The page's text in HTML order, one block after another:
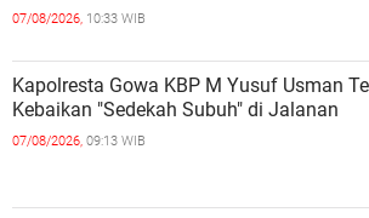
07/08/2026, 10:33 WIB
Kapolresta Gowa KBP M Yusuf Usman
Kebaikan "Sedekah Subuh" di Jalanan ‎
07/08/2026, 09:13 WIB